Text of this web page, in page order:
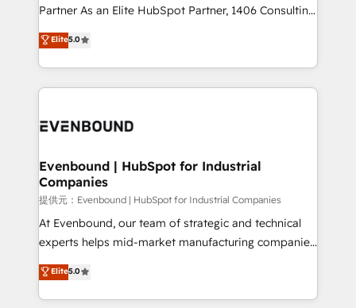
Competence Centers: Smart Manufacturing,
The synergies generated by these integrations,
together with the combination of talents, skills,
to accompany companies on their digital
Partner As an Elite HubSpot Partner, 1406 Consulting
helps mid-market revenue teams transform how
they sell, market, and serve. We don't just build your
HubSpot—we teach your team to own it, then stay
to help you keep winning. What We Do ⚙️ CRM
Data & Content 📈 Sales & Marketing Alignment +
Agent Creation 🔄 Custom Integrations & Data
Migration Why 1406 We become part of your team.
Your team learns while we build. We fix what others
broke. Built for mid-market reality—practical
solutions that work with your actual headcount and
HubSpot partners 🔄 Top 5% globally in client
retention 📅 8+ years of consistent results since 2017
Elite5.0
Evenbound | HubSpot for Industrial
Companies
提供元：Evenbound | HubSpot for Industrial Companies
At Evenbound, our team of strategic and technical
experts helps mid-market manufacturing companies
achieve real growth. We specialize in delivering
tailored solutions that drive results by leveraging
HubSpot’s platform and data to fuel success.
Elite5.0